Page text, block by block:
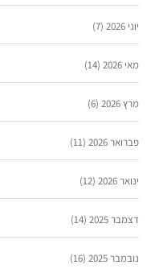
יוני 2026 (7)
מאי 2026 (14)
מרץ 2026 (6)
פברואר 2026 (11)
ינואר 2026 (12)
דצמבר 2025 (14)
נובמבר 2025 (16)